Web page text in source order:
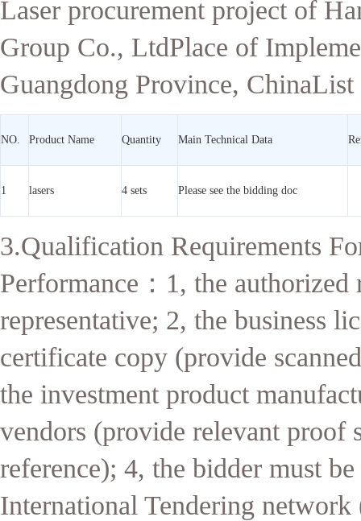
Laser procurement project of
Group Co., LtdPlace of
Guangdong Province,
NO. Product Name Quantity Main Technical Data
1 lasers 4 sets Please see the bidding doc
3.Qualification Requirements
Performance ： 1, the authorized
representative; 2, the business
certificate copy (provide
the investment product
vendors (provide relevant proof
reference); 4, the bidder must
International Tendering